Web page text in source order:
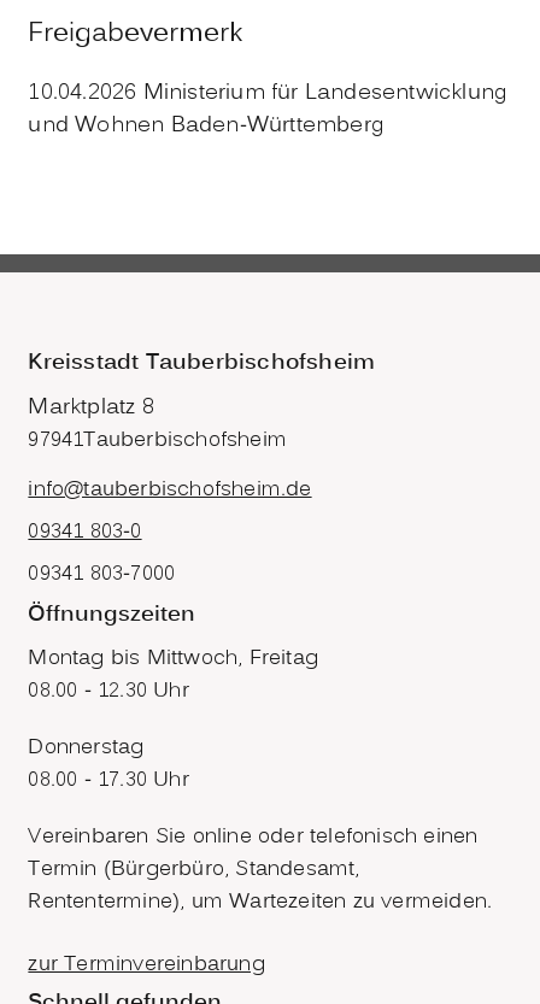
Freigabevermerk
10.04.2026 Ministerium für Landesentwicklung
und Wohnen Baden-Württemberg
Kreisstadt Tauberbischofsheim
Marktplatz 8
97941Tauberbischofsheim
info@tauberbischofsheim.de
09341 803-0
09341 803-7000
Öffnungszeiten
Montag bis Mittwoch, Freitag
08.00 - 12.30 Uhr
Donnerstag
08.00 - 17.30 Uhr
Vereinbaren Sie online oder telefonisch einen
Termin (Bürgerbüro, Standesamt,
Rententermine), um Wartezeiten zu vermeiden.
zur Terminvereinbarung